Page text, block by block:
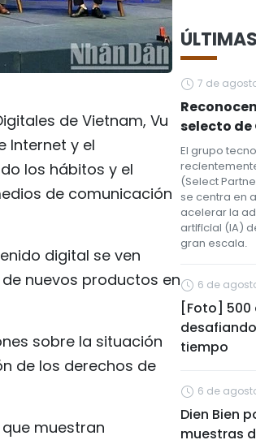
de Vietnam, Vu
Internet y el
los hábitos y el
de comunicación
digital se ven
nuevos productos en
sobre la situación
de los derechos de
muestran
7 de
selecto de
El grupo
(Select
se centra en
acelerar la
artificial (IA)
gran escala.
6 de
[Foto] 500
tiempo
6 de
Dien Bien
muestras